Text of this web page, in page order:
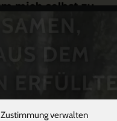
Zustimmung verwalten